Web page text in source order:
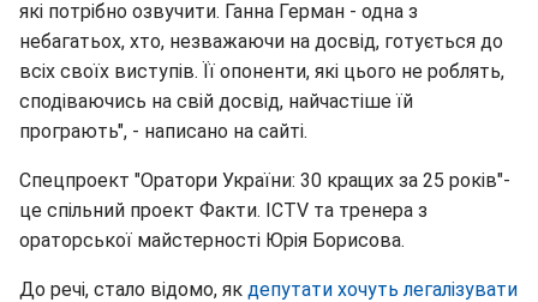
які потрібно озвучити. Ганна Герман - одна з
небагатьох, хто, незважаючи на досвід, готується до
всіх своїх виступів. Її опоненти, які цього не роблять,
сподіваючись на свій досвід, найчастіше їй
програють", - написано на сайті.
Спецпроект "Оратори України: 30 кращих за 25 років"-
це спільний проект Факти. ICTV та тренера з
ораторської майстерності Юрія Борисова.
До речі, стало відомо, як депутати хочуть легалізувати